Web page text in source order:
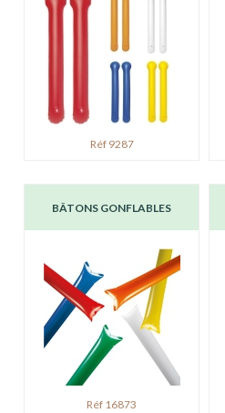
Réf 9287
BÂTONS GONFLABLES
Réf 16873